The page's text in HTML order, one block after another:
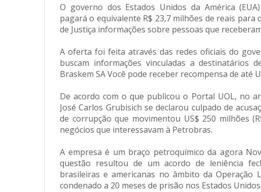
O governo dos Estados Unidos da América
pagará o equivalente R$ 23,7 milhões de reais
de Justiça informações sobre pessoas que
A oferta foi feita através das redes oficiais do
buscam informações vinculadas a destinatários
Braskem SA Você pode receber recompensa de até
De acordo com o que publicou o Portal UOL, no
José Carlos Grubisich se declarou culpado de
de corrupção que movimentou US$ 250 milhões
negócios que interessavam à Petrobras.
A empresa é um braço petroquímico da agora
questão resultou de um acordo de leniência
brasileiras e americanas no âmbito da Operação
condenado a 20 meses de prisão nos Estados Unidos.